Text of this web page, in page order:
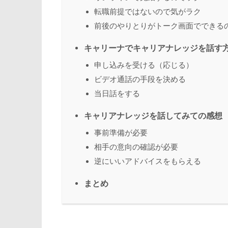
転職前提ではないので気がラク
前後のやりとりがトーク画面でできる
キャリーナでキャリアナレッジを話す
申し込みを受ける（応じる）
ビデオ通話の手段を決める
当日話をする
キャリアナレッジを話してみての感想
事前準備が必要
相手の意向の確認が必要
逆にいいアドバイスをもらえる
まとめ